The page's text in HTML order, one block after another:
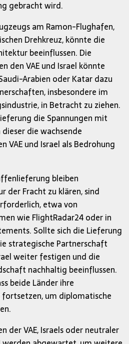
gebracht wird.
am Ramon-Flughafen,
Drehkreuz, könnte die
beeinflussen. Die
den VAE und Israel könnte
Arabien oder Katar dazu
insbesondere im
in Betracht zu ziehen.
die Spannungen mit
die wachsende
VAE und Israel als Bedrohung
bleiben
der Fracht zu klären, sind
etwa von
wie FlightRadar24 oder in
Sollte sich die Lieferung
strategische Partnerschaft
weiter festigen und die
nachhaltig beeinflussen.
beide Länder ihre
um diplomatische
der VAE, Israels oder neutraler